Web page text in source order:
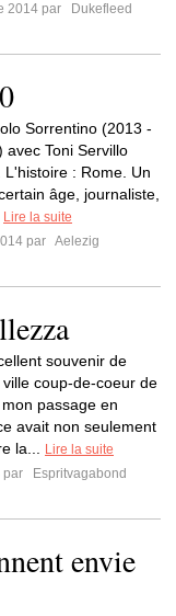
2014 par
Dukefleed
Sorrentino (2013 -
avec Toni Servillo
L'histoire : Rome. Un
âge, journaliste,
Lire la suite
par Aelezig
souvenir de
coup-de-coeur de
passage en
avait non seulement
la...
Lire la suite
par
Espritvagabond
envie